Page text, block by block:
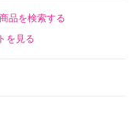
品を検索する
を見る